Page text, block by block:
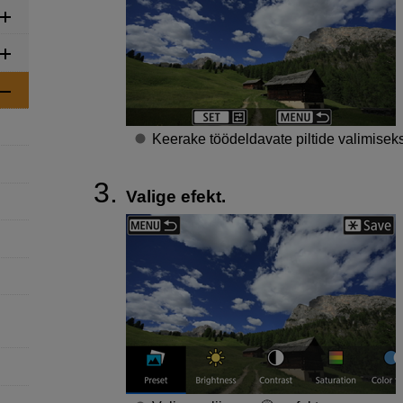
Keerake töödeldavate piltide
Valige efekt.